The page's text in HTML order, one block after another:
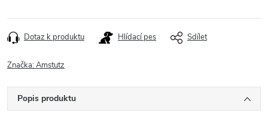
Dotaz k produktu Hlídací pes Sdílet
Značka:Amstutz
Popis produktu